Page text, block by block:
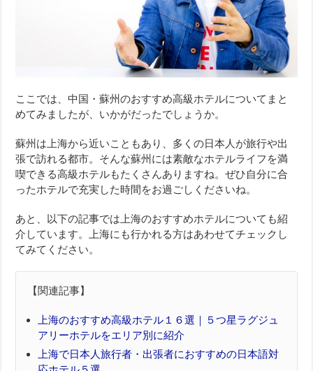
ここでは、中国・蘇州のおすすめ高級ホテルについてまと
めてみましたが、いかがだったでしょうか。
蘇州は上海から近いこともあり、多くの日本人が旅行や出
張で訪れる都市。そんな蘇州には素敵なホテルライフを満
喫できる高級ホテルもたくさんありますね。ぜひ自分に合
ったホテルで充実した時間をお過ごしくださいね。
あと、以下の記事では上海のおすすめホテルについても紹
介しています。上海にも行かれる方はあわせてチェックし
てみてください。
【関連記事】
上海のおすすめ高級ホテル１６選｜５つ星ラグジュ
アリーホテルをエリア別に紹介
上海で日本人旅行者・出張者におすすめの日本語対